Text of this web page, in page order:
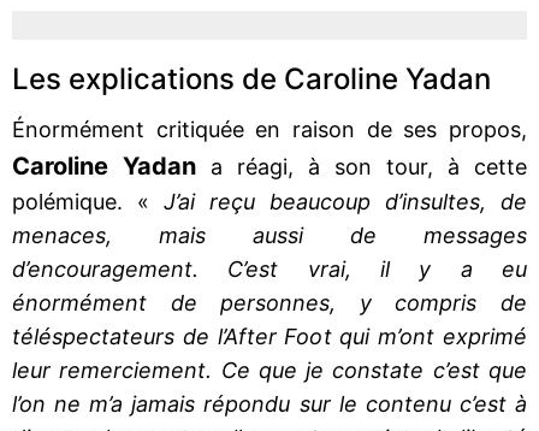
Les explications de Caroline Yadan
Énormément critiquée en raison de ses propos,
Caroline Yadan a réagi, à son tour, à cette
polémique. « J’ai reçu beaucoup d’insultes, de
menaces, mais aussi de messages
d’encouragement. C’est vrai, il y a eu
énormément de personnes, y compris de
téléspectateurs de l’After Foot qui m’ont exprimé
leur remerciement. Ce que je constate c’est que
l’on ne m’a jamais répondu sur le contenu c’est à